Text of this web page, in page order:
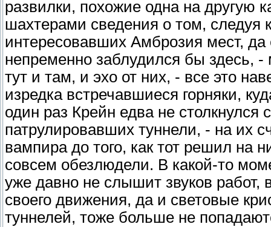
развилки, похожие одна на другую
шахтерами сведения о том,
интересовавших Амброзия мест,
непременно заблудился бы здесь,
тут и там, и эхо от них, - все это
изредка встречавшиеся горняки,
один раз Крейн едва не столкнулся
патрулировавших туннели, - на их
вампира до того, как тот решил на
совсем обезлюдели. В какой-то
уже давно не слышит звуков
своего движения, да и световые
туннелей, тоже больше не